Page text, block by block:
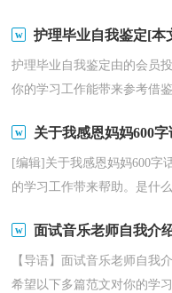
护理毕业自我鉴定[本
护理毕业自我鉴定由的会员
你的学习工作能带来参考借
关于我感恩妈妈600
[编辑]关于我感恩妈妈600字
的学习工作带来帮助。是什
面试音乐老师自我介
【导语】面试音乐老师自我
希望以下多篇范文对你的学